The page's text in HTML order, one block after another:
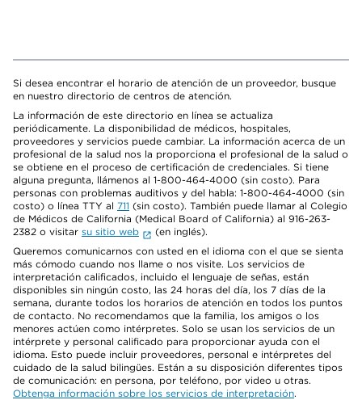
Si desea encontrar el horario de atención de un proveedor, busque
en nuestro directorio de centros de atención.
La información de este directorio en línea se actualiza
periódicamente. La disponibilidad de médicos, hospitales,
proveedores y servicios puede cambiar. La información acerca de un
profesional de la salud nos la proporciona el profesional de la salud o
se obtiene en el proceso de certificación de credenciales. Si tiene
alguna pregunta, llámenos al 1-800-464-4000 (sin costo). Para
personas con problemas auditivos y del habla: 1-800-464-4000 (sin
costo) o línea TTY al 711 (sin costo). También puede llamar al Colegio
de Médicos de California (Medical Board of California) al 916-263-
2382 o visitar su sitio web
(en inglés).
Queremos comunicarnos con usted en el idioma con el que se sienta
más cómodo cuando nos llame o nos visite. Los servicios de
interpretación calificados, incluido el lenguaje de señas, están
disponibles sin ningún costo, las 24 horas del día, los 7 días de la
semana, durante todos los horarios de atención en todos los puntos
de contacto. No recomendamos que la familia, los amigos o los
menores actúen como intérpretes. Solo se usan los servicios de un
intérprete y personal calificado para proporcionar ayuda con el
idioma. Esto puede incluir proveedores, personal e intérpretes del
cuidado de la salud bilingües. Están a su disposición diferentes tipos
de comunicación: en persona, por teléfono, por video u otras.
Obtenga información sobre los servicios de interpretación.